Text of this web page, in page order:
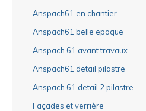
Anspach61 en chantier
Anspach61 belle epoque
Anspach 61 avant travaux
Anspach61 detail pilastre
Anspach 61 detail 2 pilastre
Façades et verrière